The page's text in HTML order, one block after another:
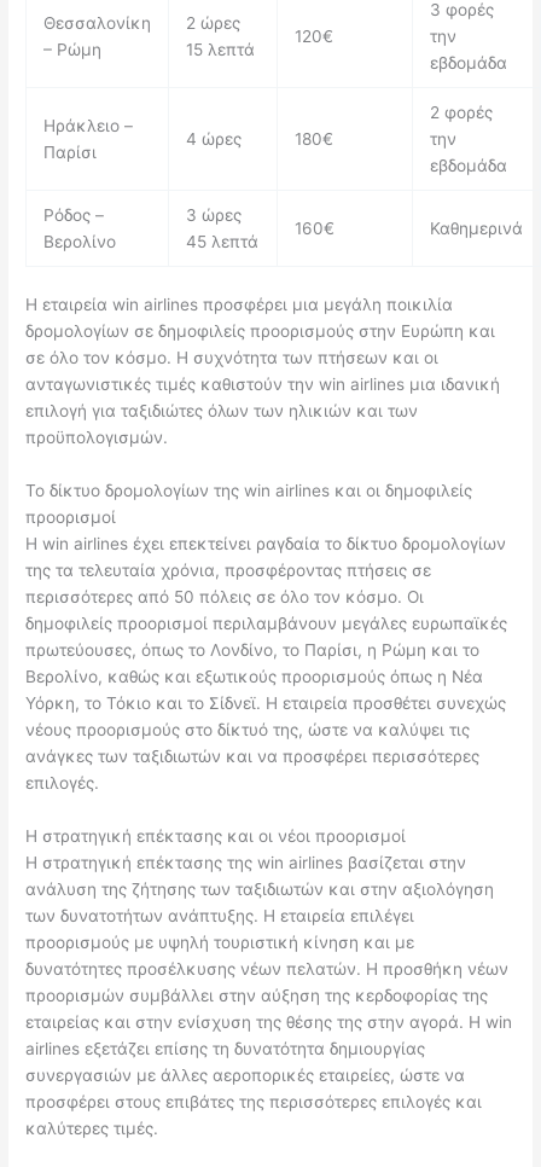
Θεσσαλονίκη
– Ρώμη
2 ώρες
15 λεπτά
120€
3 φορές
την
εβδομάδα
Ηράκλειο –
Παρίσι
4 ώρες 180€
2 φορές
την
εβδομάδα
Ρόδος –
Βερολίνο
3 ώρες
45 λεπτά
160€ Καθημερινά
Η εταιρεία win airlines προσφέρει μια μεγάλη ποικιλία
δρομολογίων σε δημοφιλείς προορισμούς στην Ευρώπη και
σε όλο τον κόσμο. Η συχνότητα των πτήσεων και οι
ανταγωνιστικές τιμές καθιστούν την win airlines μια ιδανική
επιλογή για ταξιδιώτες όλων των ηλικιών και των
προϋπολογισμών.
Το δίκτυο δρομολογίων της win airlines και οι δημοφιλείς
προορισμοί
Η win airlines έχει επεκτείνει ραγδαία το δίκτυο δρομολογίων
της τα τελευταία χρόνια, προσφέροντας πτήσεις σε
περισσότερες από 50 πόλεις σε όλο τον κόσμο. Οι
δημοφιλείς προορισμοί περιλαμβάνουν μεγάλες ευρωπαϊκές
πρωτεύουσες, όπως το Λονδίνο, το Παρίσι, η Ρώμη και το
Βερολίνο, καθώς και εξωτικούς προορισμούς όπως η Νέα
Υόρκη, το Τόκιο και το Σίδνεϊ. Η εταιρεία προσθέτει συνεχώς
νέους προορισμούς στο δίκτυό της, ώστε να καλύψει τις
ανάγκες των ταξιδιωτών και να προσφέρει περισσότερες
επιλογές.
Η στρατηγική επέκτασης και οι νέοι προορισμοί
Η στρατηγική επέκτασης της win airlines βασίζεται στην
ανάλυση της ζήτησης των ταξιδιωτών και στην αξιολόγηση
των δυνατοτήτων ανάπτυξης. Η εταιρεία επιλέγει
προορισμούς με υψηλή τουριστική κίνηση και με
δυνατότητες προσέλκυσης νέων πελατών. Η προσθήκη νέων
προορισμών συμβάλλει στην αύξηση της κερδοφορίας της
εταιρείας και στην ενίσχυση της θέσης της στην αγορά. Η win
airlines εξετάζει επίσης τη δυνατότητα δημιουργίας
συνεργασιών με άλλες αεροπορικές εταιρείες, ώστε να
προσφέρει στους επιβάτες της περισσότερες επιλογές και
καλύτερες τιμές.